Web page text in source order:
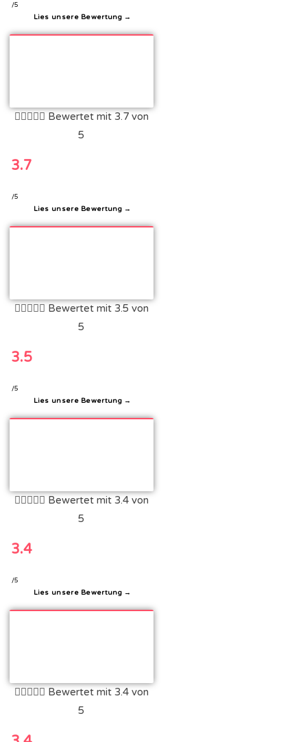
/5
Lies unsere Bewertung →
 Bewertet mit 3.7 von
5
3.7
/5
Lies unsere Bewertung →
 Bewertet mit 3.5 von
5
3.5
/5
Lies unsere Bewertung →
 Bewertet mit 3.4 von
5
3.4
/5
Lies unsere Bewertung →
 Bewertet mit 3.4 von
5